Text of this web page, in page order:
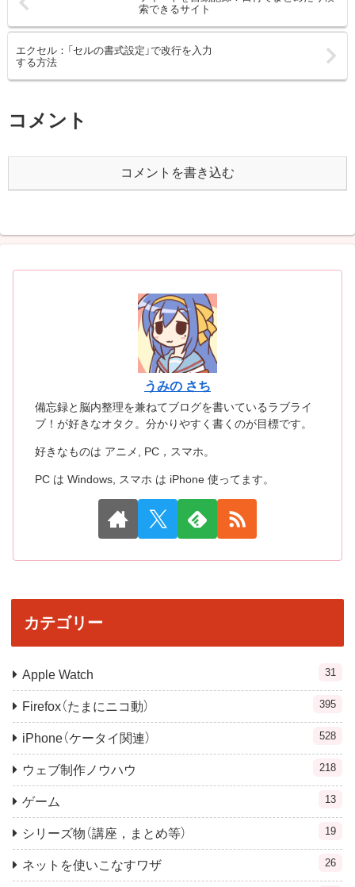
索できるサイト
エクセル：「セルの書式設定」で改行を入力
する方法
コメント
コメントを書き込む
うみの さち
備忘録と脳内整理を兼ねてブログを書いているラブライ
ブ！が好きなオタク。分かりやすく書くのが目標です。
好きなものは アニメ, PC，スマホ。
PC は Windows, スマホ は iPhone 使ってます。
カテゴリー
Apple Watch 31
Firefox（たまにニコ動） 395
iPhone（ケータイ関連） 528
ウェブ制作ノウハウ 218
ゲーム 13
シリーズ物（講座，まとめ等） 19
ネットを使いこなすワザ 26